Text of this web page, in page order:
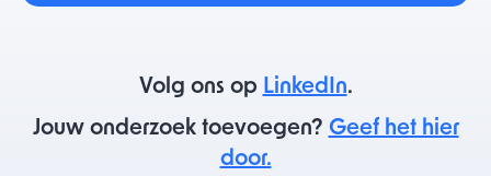
Volg ons op LinkedIn.
Jouw onderzoek toevoegen? Geef het hier
door.